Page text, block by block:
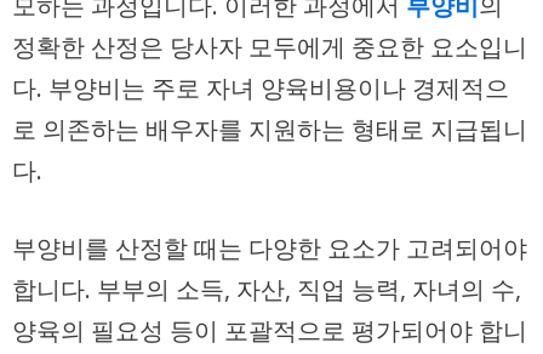
정확한 산정은 당사자 모두에게 중요한 요소입니
다. 부양비는 주로 자녀 양육비용이나 경제적으
로 의존하는 배우자를 지원하는 형태로 지급됩니
다.
부양비를 산정할 때는 다양한 요소가 고려되어야
합니다. 부부의 소득, 자산, 직업 능력, 자녀의 수,
양육의 필요성 등이 포괄적으로 평가되어야 합니